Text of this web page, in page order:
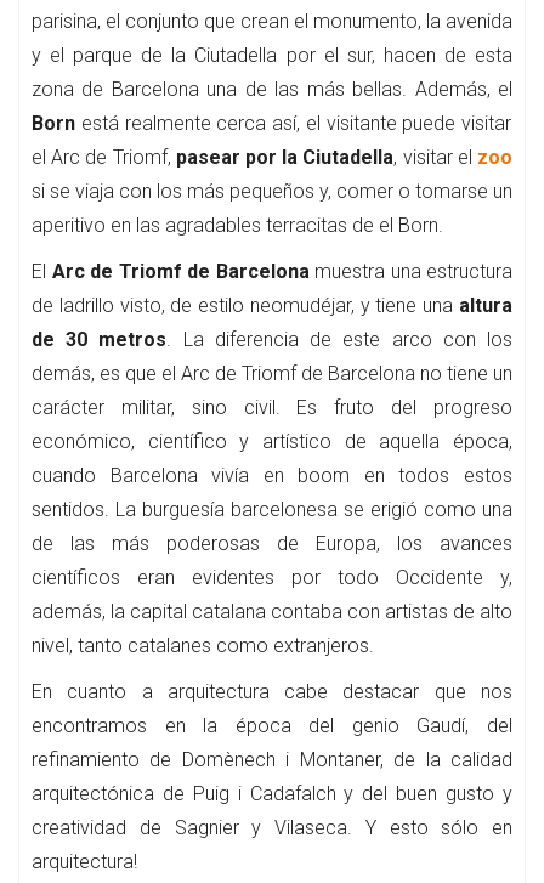
parisina, el conjunto que crean el monumento, la avenida
y el parque de la Ciutadella por el sur, hacen de esta
zona de Barcelona una de las más bellas. Además, el
Born está realmente cerca así, el visitante puede visitar
el Arc de Triomf, pasear por la Ciutadella, visitar el zoo
si se viaja con los más pequeños y, comer o tomarse un
aperitivo en las agradables terracitas de el Born.
El Arc de Triomf de Barcelonamuestra una estructura
de ladrillo visto, de estilo neomudéjar, y tiene una altura
de 30 metros. La diferencia de este arco con los
demás, es que el Arc de Triomf de Barcelona no tiene un
carácter militar, sino civil. Es fruto del progreso
económico, científico y artístico de aquella época,
cuando Barcelona vivía en boom en todos estos
sentidos. La burguesía barcelonesa se erigió como una
de las más poderosas de Europa, los avances
científicos eran evidentes por todo Occidente y,
además, la capital catalana contaba con artistas de alto
nivel, tanto catalanes como extranjeros.
En cuanto a arquitectura cabe destacar que nos
encontramos en la época del genio Gaudí, del
refinamiento de Domènech i Montaner, de la calidad
arquitectónica de Puig i Cadafalch y del buen gusto y
creatividad de Sagnier y Vilaseca. Y esto sólo en
arquitectura!